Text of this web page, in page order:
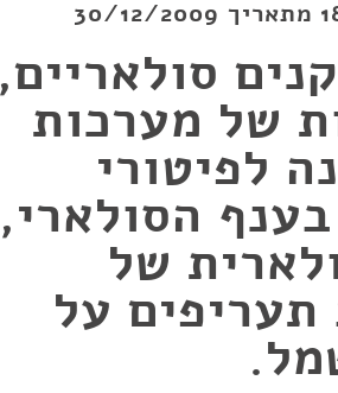
סולאריים,
של מערכות
לפיטורי
הסולארי,
של
תעריפים על